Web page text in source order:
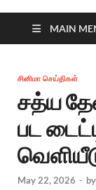
MAIN
சினிமா செய்திகள்
சத்ய
பட
May 22, 2026 - by